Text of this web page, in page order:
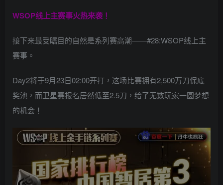
WSOP线上主赛事火热来袭！
接下来最受瞩目的自然是系列赛高潮——#28:WSOP线上主
赛事。
Day2将于9月23日02:00开打，这场比赛拥有2,500万刀保底
奖池，而卫星赛报名居然低至2.5刀，给了无数玩家一圆梦想
的机会！